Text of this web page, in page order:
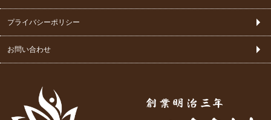
プライバシーポリシー
お問い合わせ